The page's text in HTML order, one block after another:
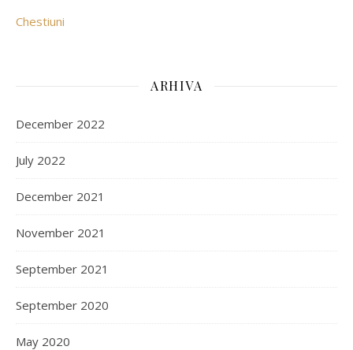
Chestiuni
ARHIVA
December 2022
July 2022
December 2021
November 2021
September 2021
September 2020
May 2020